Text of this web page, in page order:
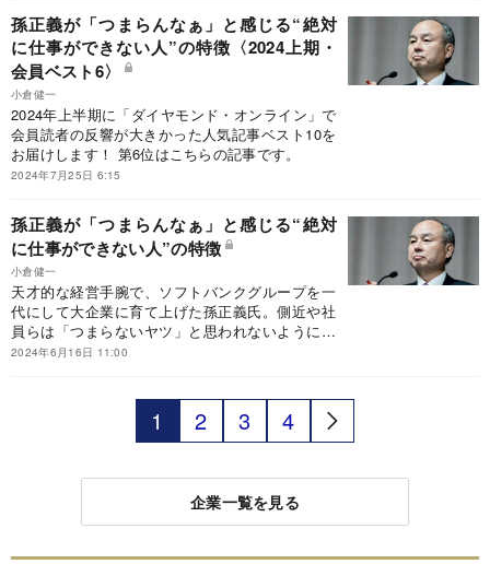
ループ）会長兼社長、三木谷浩史への「だまし討
ち」である。これをきっかけに楽天はポイント経
済圏の拡大に乗り出し、先行していたTポイント
の追い落としを図っていくことになる。Tポイン
トの敗戦を運命付けることにもなった11年前
の“事件”をひもといていく。
孫正義が「つまらんなぁ」と感じる“絶対
に仕事ができない人”の特徴〈2024上期・
会員ベスト6〉
小倉健一
2024年上半期に「ダイヤモンド・オンライン」で
会員読者の反響が大きかった人気記事ベスト10を
お届けします！ 第6位はこちらの記事です。
2024年7月25日 6:15
孫正義が「つまらんなぁ」と感じる“絶対
に仕事ができない人”の特徴
小倉健一
天才的な経営手腕で、ソフトバンクグループを一
代にして大企業に育て上げた孫正義氏。側近や社
員らは「つまらないヤツ」と思われないように、
必死に食らいついたという。そんな孫氏が会議で
2024年6月16日 11:00
1 2 3 4
企業一覧を見る